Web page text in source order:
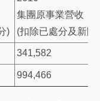
)
集團原事業營收
(扣除已處分及新購
341,582
994,466